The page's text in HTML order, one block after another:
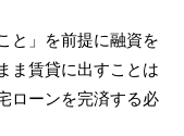
と」を前提に融資を
ま賃貸に出すことは
ローンを完済する必